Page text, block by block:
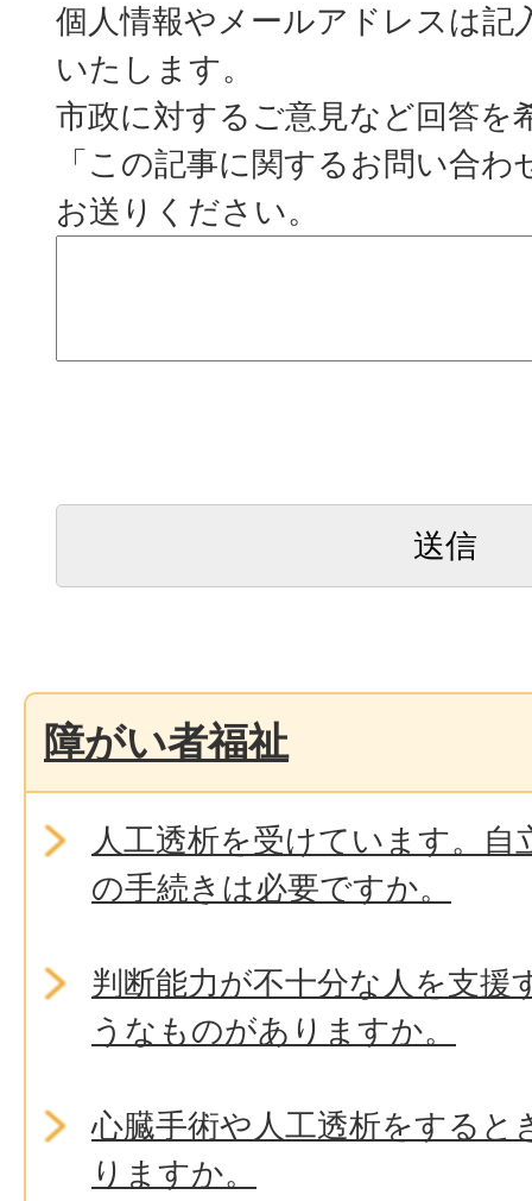
個人情報やメールアドレスは記
いたします。
市政に対するご意見など回答を
「この記事に関するお問い合
お送りください。
障がい者福祉
人工透析を受けています。自
の手続きは必要ですか。
判断能力が不十分な人を支援
うなものがありますか。
心臓手術や人工透析をすると
りますか。